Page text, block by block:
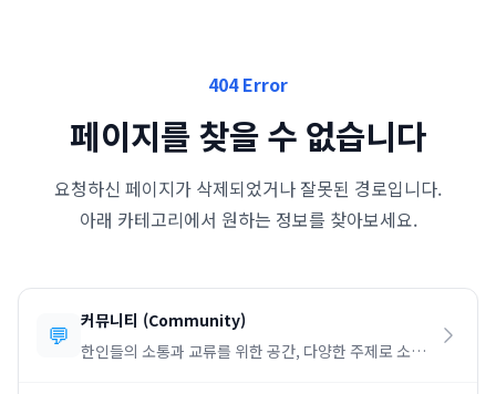
404 Error
페이지를 찾을 수 없습니다
요청하신 페이지가 삭제되었거나 잘못된 경로입니다.
아래 카테고리에서 원하는 정보를 찾아보세요.
💬 커뮤니티 (Community)
한인들의 소통과 교류를 위한 공간, 다양한 주제로 소통